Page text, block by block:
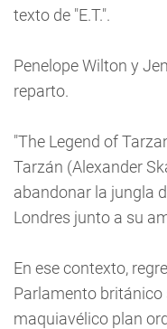
texto de "E.T.".
Penelope Wilton y
reparto.
"The Legend of
Tarzán (Alexander
abandonar la jungla
Londres junto a su
En ese contexto,
Parlamento británico
maquiavélico plan